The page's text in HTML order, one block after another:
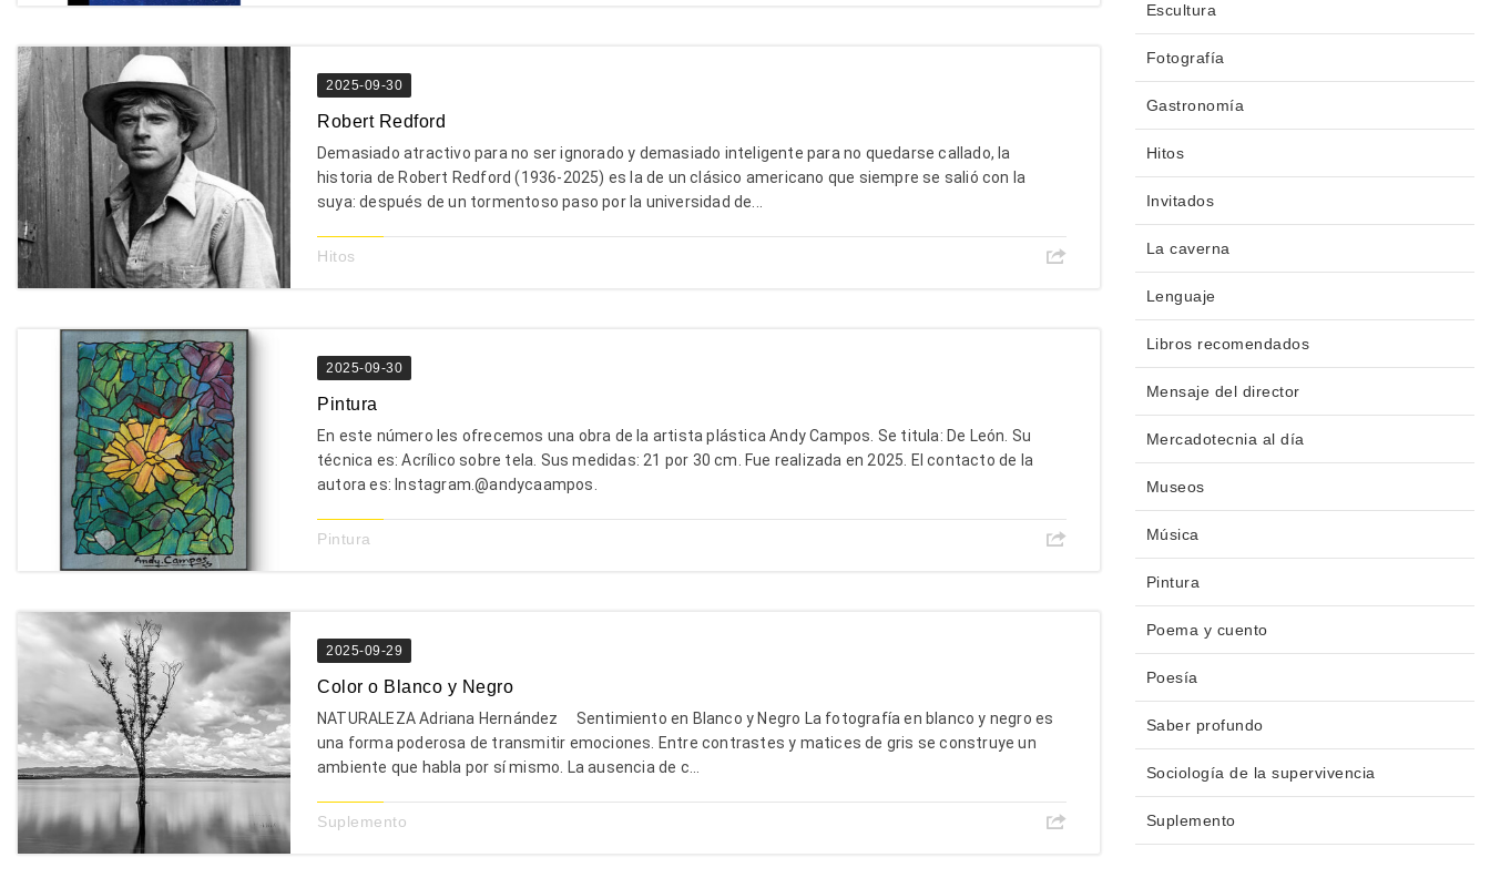
2025-09-30
Robert Redford
Demasiado atractivo para no ser ignorado y demasiado inteligente para no quedarse callado, la
historia de Robert Redford (1936-2025) es la de un clásico americano que siempre se salió con la
suya: después de un tormentoso paso por la universidad de...
Hitos
2025-09-30
Pintura
En este número les ofrecemos una obra de la artista plástica Andy Campos. Se titula: De León. Su
técnica es: Acrílico sobre tela. Sus medidas: 21 por 30 cm. Fue realizada en 2025. El contacto de la
autora es: Instagram.@andycaampos.
Pintura
2025-09-29
Color o Blanco y Negro
NATURALEZA Adriana Hernández Sentimiento en Blanco y Negro La fotografía en blanco y negro es
una forma poderosa de transmitir emociones. Entre contrastes y matices de gris se construye un
ambiente que habla por sí mismo. La ausencia de c...
Suplemento
Escultura
Fotografía
Gastronomía
Hitos
Invitados
La caverna
Lenguaje
Libros recomendados
Mensaje del director
Mercadotecnia al día
Museos
Música
Pintura
Poema y cuento
Poesía
Saber profundo
Sociología de la supervivencia
Suplemento